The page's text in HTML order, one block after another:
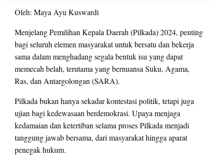
Oleh: Maya Ayu Kuswardi
Menjelang Pemilihan Kepala Daerah (Pilkada) 2024, penting
bagi seluruh elemen masyarakat untuk bersatu dan bekerja
sama dalam menghadang segala bentuk isu yang dapat
memecah belah, terutama yang bernuansa Suku, Agama,
Ras, dan Antargolongan (SARA).
Pilkada bukan hanya sekadar kontestasi politik, tetapi juga
ujian bagi kedewasaan berdemokrasi. Upaya menjaga
kedamaian dan ketertiban selama proses Pilkada menjadi
tanggung jawab bersama, dari masyarakat hingga aparat
penegak hukum.